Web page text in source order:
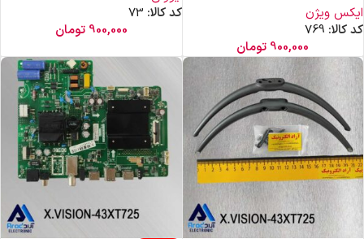
ایکس ویژن
کد کالا: 769
900,000 تومان
کد کالا: 73
900,000 تومان